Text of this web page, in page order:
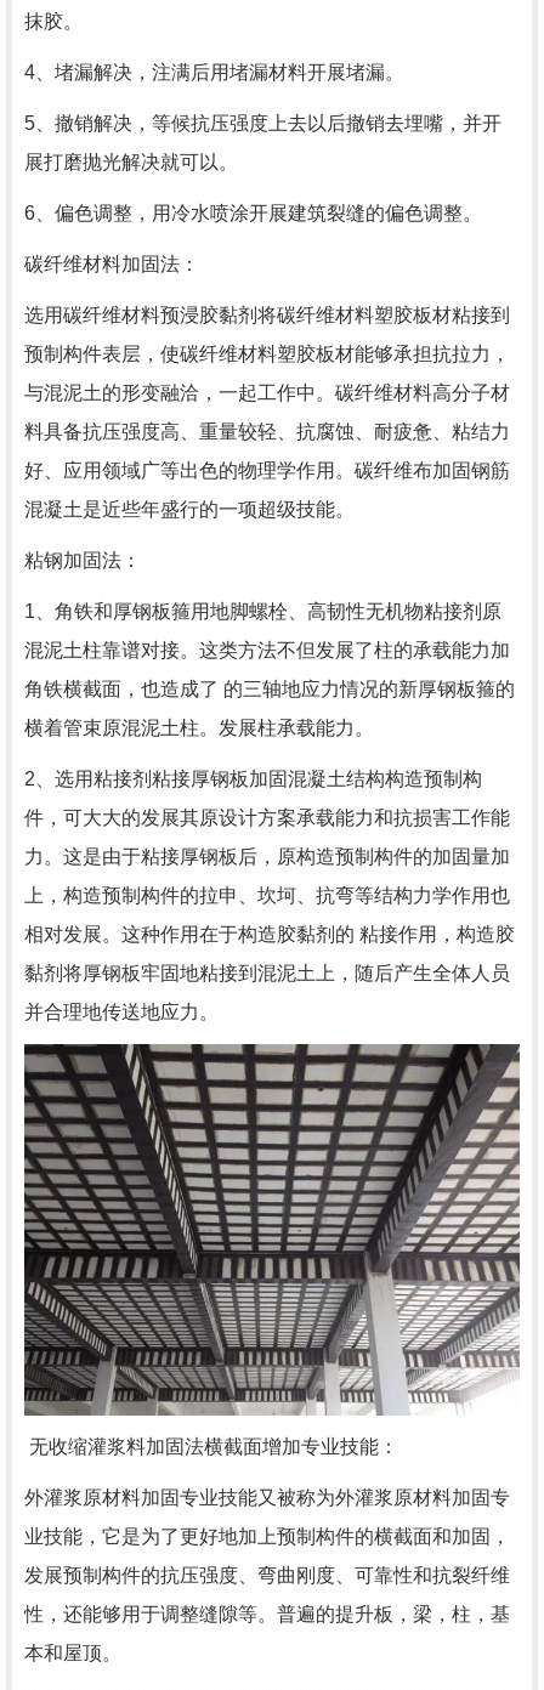
抹胶。
4、堵漏解决，注满后用堵漏材料开展堵漏。
5、撤销解决，等候抗压强度上去以后撤销去埋嘴，并开
展打磨抛光解决就可以。
6、偏色调整，用冷水喷涂开展建筑裂缝的偏色调整。
碳纤维材料加固法：
选用碳纤维材料预浸胶黏剂将碳纤维材料塑胶板材粘接到
预制构件表层，使碳纤维材料塑胶板材能够承担抗拉力，
与混泥土的形变融洽，一起工作中。碳纤维材料高分子材
料具备抗压强度高、重量较轻、抗腐蚀、耐疲惫、粘结力
好、应用领域广等出色的物理学作用。碳纤维布加固钢筋
混凝土是近些年盛行的一项超级技能。
粘钢加固法：
1、角铁和厚钢板箍用地脚螺栓、高韧性无机物粘接剂原
混泥土柱靠谱对接。这类方法不但发展了柱的承载能力加
角铁横截面，也造成了 的三轴地应力情况的新厚钢板箍的
横着管束原混泥土柱。发展柱承载能力。
2、选用粘接剂粘接厚钢板加固混凝土结构构造预制构
件，可大大的发展其原设计方案承载能力和抗损害工作能
力。这是由于粘接厚钢板后，原构造预制构件的加固量加
上，构造预制构件的拉申、坎坷、抗弯等结构力学作用也
相对发展。这种作用在于构造胶黏剂的 粘接作用，构造胶
黏剂将厚钢板牢固地粘接到混泥土上，随后产生全体人员
并合理地传送地应力。
无收缩灌浆料加固法横截面增加专业技能：
外灌浆原材料加固专业技能又被称为外灌浆原材料加固专
业技能，它是为了更好地加上预制构件的横截面和加固，
发展预制构件的抗压强度、弯曲刚度、可靠性和抗裂纤维
性，还能够用于调整缝隙等。普遍的提升板，梁，柱，基
本和屋顶。